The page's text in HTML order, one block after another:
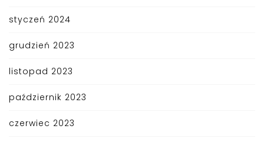
styczeń 2024
grudzień 2023
listopad 2023
październik 2023
czerwiec 2023